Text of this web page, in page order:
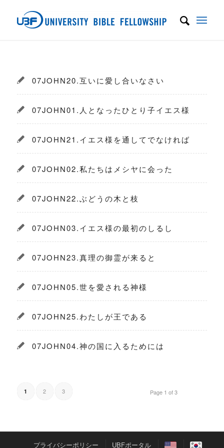
07JOHN20.互いに愛し合いなさい
07JOHN01.人となったひとり子イエス様
07JOHN21.イエス様を通してでなければ
07JOHN02.私たちはメシヤに会った
07JOHN22.ぶどうの木と枝
07JOHN03.イエス様の最初のしるし
07JOHN23.真理の御霊が来ると
07JOHN05.世を愛される神様
07JOHN25.わたしが王である
07JOHN04.神の国に入るためには
Page 1 of 3
1 2 3
プライバシーポリシー UBFポータル